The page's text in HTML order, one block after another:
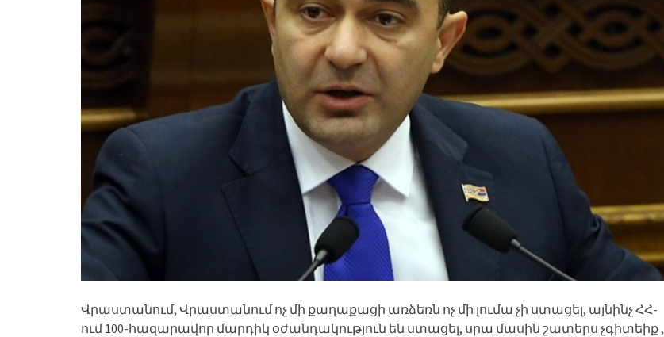
Վրաստանում, Վրաստանում ոչ մի քաղաքացի առձեռն ոչ մի լումա չի ստացել, այնինչ ՀՀ-
ում 100-հազարավոր մարդիկ օժանդակություն են ստացել, սրա մասին շատերս չգիտեիք ,